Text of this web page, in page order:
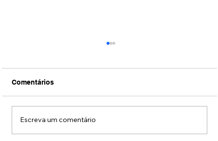
Comentários
Escreva um comentário